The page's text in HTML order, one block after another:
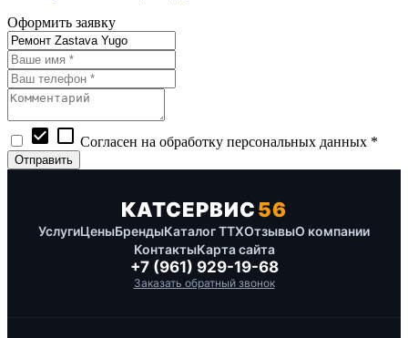
Оформить заявку
check_box check_box_outline_blank Согласен на обработку персональных данных *
КАТСЕРВИС56
УслугиЦеныБрендыКаталог ТТХОтзывыО компании
КонтактыКарта сайта
+7 (961) 929-19-68
Заказать обратный звонок